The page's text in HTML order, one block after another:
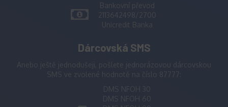
Bankovní převod
2113642498/2700
Unicredit Banka
Dárcovská SMS
Anebo ještě jednodušeji, pošlete jednorázovou dárcovskou
SMS ve zvolené hodnotě na číslo 87777:
DMS NFOH 30
DMS NFOH 60